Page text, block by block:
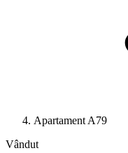
Apartament A79
Vândut